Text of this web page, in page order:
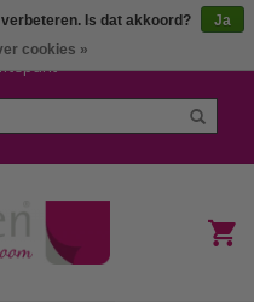
Is dat akkoord?
Ja
cookies »